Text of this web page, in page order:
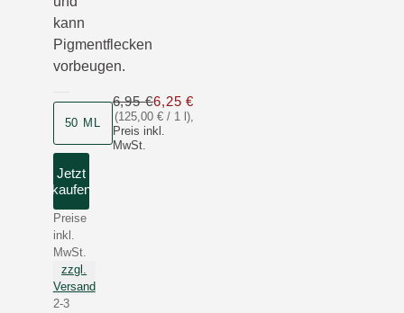
kann
Pigmentflecken
vorbeugen.
50 ML (125,00 € / 1 l),
Preis inkl.
MwSt.
6,95 €6,25 €Nur 6,25 € statt 6,95 €
Jetzt
kaufen
Preise
inkl.
MwSt.
zzgl.
Versand
2-3